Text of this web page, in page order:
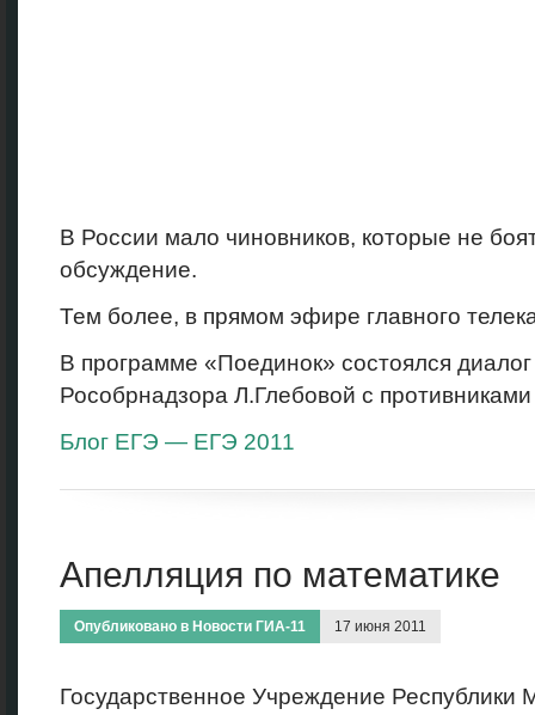
В России мало чиновников, которые не
обсуждение.
Тем более, в прямом эфире главного
В программе «Поединок» состоялся
Рособрнадзора Л.Глебовой с
Блог ЕГЭ — ЕГЭ 2011
Апелляция по математике
Опубликовано в Новости ГИА-11 17 июня 2011
Государственное Учреждение Республики